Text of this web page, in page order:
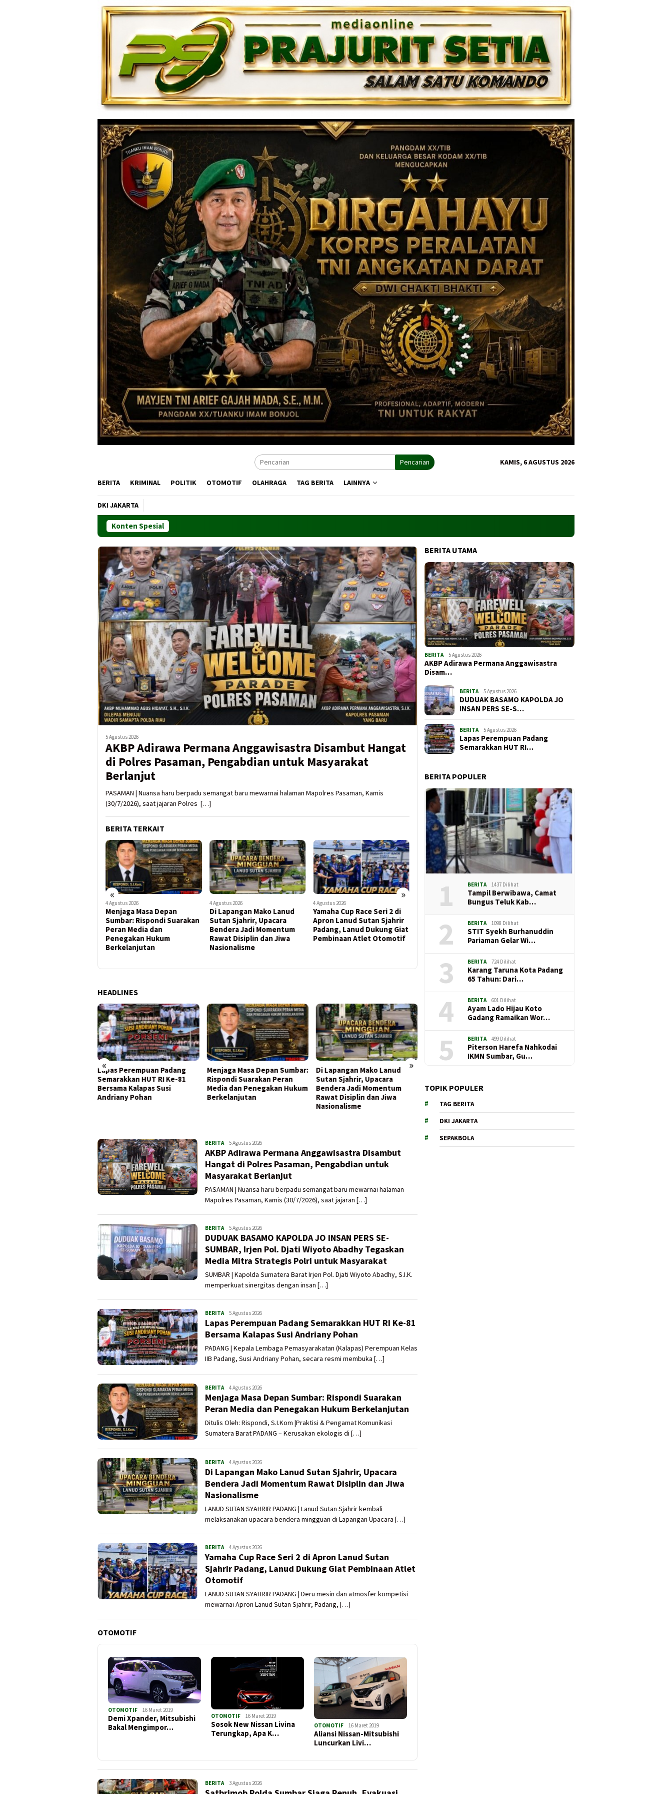
Pencarian KAMIS, 6 AGUSTUS 2026
BERITA KRIMINAL POLITIK OTOMOTIF OLAHRAGA TAG BERITA LAINNYA
DKI JAKARTA
Konten Spesial
5 Agustus 2026
AKBP Adirawa Permana Anggawisastra Disambut Hangat
di Polres Pasaman, Pengabdian untuk Masyarakat
Berlanjut
PASAMAN | Nuansa haru berpadu semangat baru mewarnai halaman Mapolres Pasaman, Kamis
(30/7/2026), saat jajaran Polres […]
BERITA TERKAIT
« »
4 Agustus 2026
Di Lapangan Mako Lanud
Sutan Sjahrir, Upacara
Bendera Jadi Momentum
Rawat Disiplin dan Jiwa
Nasionalisme
4 Agustus 2026
Yamaha Cup Race Seri 2 di
Apron Lanud Sutan Sjahrir
Padang, Lanud Dukung Giat
Pembinaan Atlet Otomotif
3 Agustus 2026
Satbrimob Polda Sumbar
Siaga Penuh, Evakuasi
Warga Terus Berlangsung
di Kawasan Terdampak
3 Agustus 2026
ke-129 Kodim 0306/50 Kota,
Babinsa Jadi Penyemangat
Anak Sekolah Raih Cita-Cita
3 Agustus 2026
Budaya Hidup Sehat Melalui
Car Free Day Kinali
HEADLINES
« »
Menjaga Masa Depan Sumbar:
Rispondi Suarakan Peran
Media dan Penegakan Hukum
Berkelanjutan
Di Lapangan Mako Lanud
Sutan Sjahrir, Upacara
Bendera Jadi Momentum
Rawat Disiplin dan Jiwa
Yamaha Cup Race Seri 2 di
Apron Lanud Sutan Sjahrir
Padang, Lanud Dukung Giat
Pembinaan Atlet Otomotif
Terus Berlangsung di
BERITAADMIN
UTAMA
5 Agustus 2026
AKBP Adirawa Permana Anggawisastra Disambut
Hangat di Polres Pasaman, Pengabdian untuk
Masyarakat Berlanjut
PASAMAN | Nuansa haru berpadu semangat baru mewarnai halaman
Mapolres Pasaman, Kamis (30/7/2026), saat jajaran […]
BERITAADMIN
UTAMA
5 Agustus 2026
DUDUAK BASAMO KAPOLDA JO INSAN PERS SE-
SUMBAR, Irjen Pol. Djati Wiyoto Abadhy Tegaskan
Media Mitra Strategis Polri untuk Masyarakat
SUMBAR | Kapolda Sumatera Barat Irjen Pol. Djati Wiyoto Abadhy, S.I.K.
memperkuat sinergitas dengan insan […]
BERITAADMIN
UTAMA
5 Agustus 2026
Lapas Perempuan Padang Semarakkan HUT RI Ke-81
Bersama Kalapas Susi Andriany Pohan
PADANG | Kepala Lembaga Pemasyarakatan (Kalapas) Perempuan Kelas
IIB Padang, Susi Andriany Pohan, secara resmi membuka […]
BERITAADMIN
UTAMA
4 Agustus 2026
Menjaga Masa Depan Sumbar: Rispondi Suarakan
Peran Media dan Penegakan Hukum Berkelanjutan
Ditulis Oleh: Rispondi, S.I.Kom |Praktisi & Pengamat Komunikasi
Sumatera Barat PADANG – Kerusakan ekologis di […]
BERITAADMIN
UTAMA
4 Agustus 2026
Di Lapangan Mako Lanud Sutan Sjahrir, Upacara
Bendera Jadi Momentum Rawat Disiplin dan Jiwa
Nasionalisme
LANUD SUTAN SYAHRIR PADANG | Lanud Sutan Sjahrir kembali
melaksanakan upacara bendera mingguan di Lapangan Upacara […]
BERITAADMIN
UTAMA
4 Agustus 2026
Yamaha Cup Race Seri 2 di Apron Lanud Sutan
Sjahrir Padang, Lanud Dukung Giat Pembinaan Atlet
Otomotif
LANUD SUTAN SYAHRIR PADANG | Deru mesin dan atmosfer kompetisi
mewarnai Apron Lanud Sutan Sjahrir, Padang, […]
OTOMOTIF
OTOMOTIF 16 Maret 2019
Demi Xpander, Mitsubishi
Bakal Mengimpor…
OTOMOTIF 16 Maret 2019
Sosok New Nissan Livina
Terungkap, Apa K…
OTOMOTIF 16 Maret 2019
Aliansi Nissan-Mitsubishi
Luncurkan Livi…
BERITAADMIN
UTAMA
3 Agustus 2026
BERITA UTAMA
BERITA 5 Agustus 2026
AKBP Adirawa Permana Anggawisastra
Disam…
BERITA 5 Agustus 2026
DUDUAK BASAMO KAPOLDA JO
INSAN PERS SE-S…
BERITA 5 Agustus 2026
Lapas Perempuan Padang
Semarakkan HUT RI…
BERITA POPULER
1 BERITA 1437 Dilihat
Tampil Berwibawa, Camat
Bungus Teluk Kab…
2 BERITA 1098 Dilihat
STIT Syekh Burhanuddin
Pariaman Gelar Wi…
3 BERITA 724 Dilihat
Karang Taruna Kota Padang
65 Tahun: Dari…
4 BERITA 601 Dilihat
Ayam Lado Hijau Koto
Gadang Ramaikan Wor…
5 BERITA 499 Dilihat
Piterson Harefa Nahkodai
IKMN Sumbar, Gu…
TOPIK POPULER
TAG BERITA
DKI JAKARTA
SEPAKBOLA